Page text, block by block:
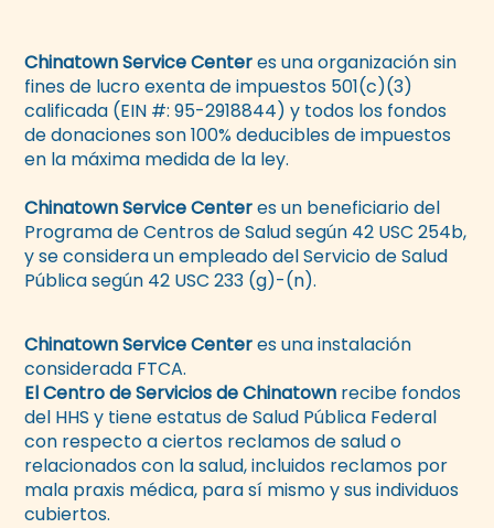
Chinatown Service Centeres una organización sin
fines de lucro exenta de impuestos 501(c)(3)
calificada (EIN #: 95-2918844) y todos los fondos
de donaciones son 100% deducibles de impuestos
en la máxima medida de la ley.
Chinatown Service Centeres un beneficiario del
Programa de Centros de Salud según 42 USC 254b,
y se considera un empleado del Servicio de Salud
Pública según 42 USC 233 (g)-(n).
Chinatown Service Centeres una instalación
considerada FTCA.
El Centro de Servicios de Chinatown recibe fondos
del HHS y tiene estatus de Salud Pública Federal
con respecto a ciertos reclamos de salud o
relacionados con la salud, incluidos reclamos por
mala praxis médica, para sí mismo y sus individuos
cubiertos.